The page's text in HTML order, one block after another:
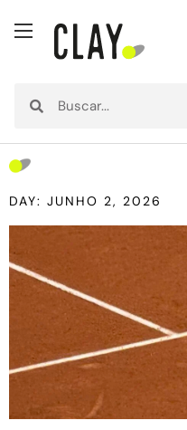
DAY: JUNHO 2, 2026